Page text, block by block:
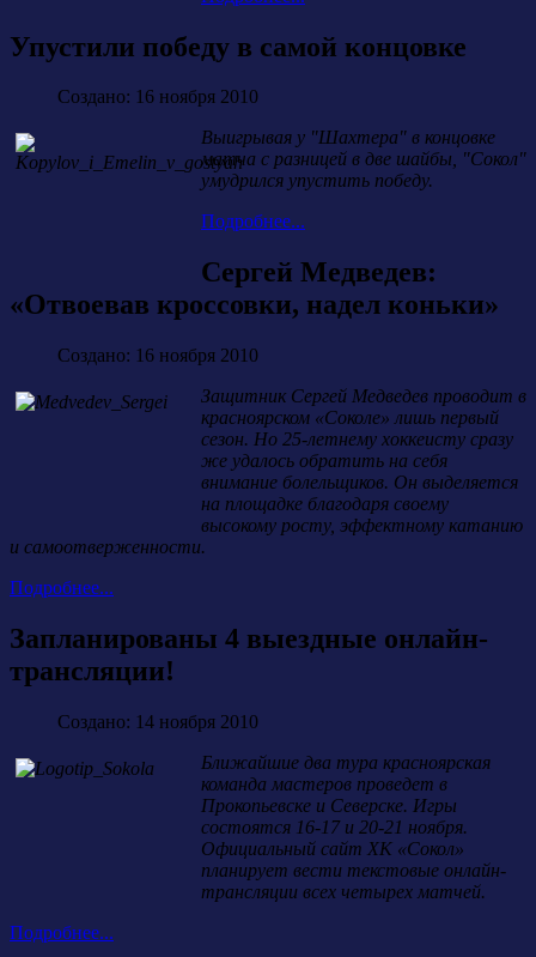
Упустили победу в самой концовке
Создано: 16 ноября 2010
Выигрывая у "Шахтера" в концовке
матча с разницей в две шайбы, "Сокол"
умудрился упустить победу.
Подробнее...
Сергей Медведев:
«Отвоевав кроссовки, надел коньки»
Создано: 16 ноября 2010
Защитник Сергей Медведев проводит в
красноярском «Соколе» лишь первый
сезон. Но 25-летнему хоккеисту сразу
же удалось обратить на себя
внимание болельщиков. Он выделяется
на площадке благодаря своему
высокому росту, эффектному катанию
и самоотверженности.
Подробнее...
Запланированы 4 выездные онлайн-
трансляции!
Создано: 14 ноября 2010
Ближайшие два тура красноярская
команда мастеров проведет в
Прокопьевске и Северске. Игры
состоятся 16-17 и 20-21 ноября.
Официальный сайт ХК «Сокол»
планирует вести текстовые онлайн-
трансляции всех четырех матчей.
Подробнее...